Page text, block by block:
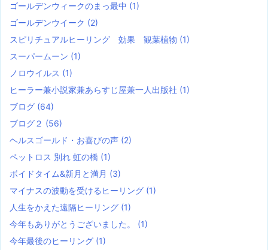
ゴールデンウィークのまっ最中 (1)
ゴールデンウイーク (2)
スピリチュアルヒーリング 効果 観葉植物 (1)
スーパームーン (1)
ノロウイルス (1)
ヒーラー兼小説家兼あらすじ屋兼一人出版社 (1)
ブログ (64)
ブログ２ (56)
ヘルスゴールド・お喜びの声 (2)
ペットロス 別れ 虹の橋 (1)
ボイドタイム&新月と満月 (3)
マイナスの波動を受けるヒーリング (1)
人生をかえた遠隔ヒーリング (1)
今年もありがとうございました。 (1)
今年最後のヒーリング (1)